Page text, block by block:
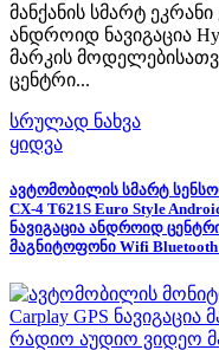
მანქანის სმარტ
ანდროიდ ნავიგაცია
მარკის
ცენტრი...
სრულად ნახვა
ყიდვა
ავტომობილის სმარტ
CX-4 T621S Euro Style
ნავიგაცია ანდროიდ
მაგნიტოფონი Wifi Bluetooth